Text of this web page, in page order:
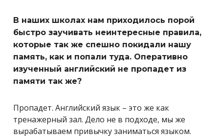
В наших школах нам приходилось порой
быстро заучивать неинтересные правила,
которые так же спешно покидали нашу
память, как и попали туда. Оперативно
изученный английский не пропадет из
памяти так же?
Пропадет. Английский язык – это же как
тренажерный зал. Дело не в подходе, мы же
вырабатываем привычку заниматься языком.